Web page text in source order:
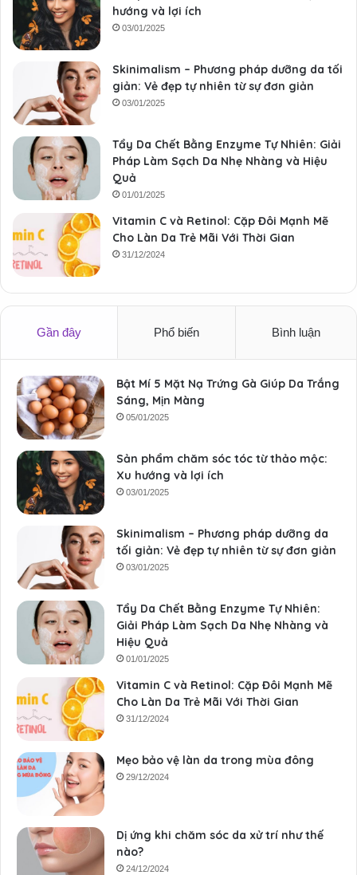
hướng và lợi ích
03/01/2025
Skinimalism – Phương pháp dưỡng da tối
giản: Vẻ đẹp tự nhiên từ sự đơn giản
03/01/2025
Tẩy Da Chết Bằng Enzyme Tự Nhiên: Giải
Pháp Làm Sạch Da Nhẹ Nhàng và Hiệu
Quả
01/01/2025
Vitamin C và Retinol: Cặp Đôi Mạnh Mẽ
Cho Làn Da Trẻ Mãi Với Thời Gian
31/12/2024
Gần đây Phổ biến Bình luận
Bật Mí 5 Mặt Nạ Trứng Gà Giúp Da Trắng
Sáng, Mịn Màng
05/01/2025
Sản phẩm chăm sóc tóc từ thảo mộc:
Xu hướng và lợi ích
03/01/2025
Skinimalism – Phương pháp dưỡng da
tối giản: Vẻ đẹp tự nhiên từ sự đơn giản
03/01/2025
Tẩy Da Chết Bằng Enzyme Tự Nhiên:
Giải Pháp Làm Sạch Da Nhẹ Nhàng và
Hiệu Quả
01/01/2025
Vitamin C và Retinol: Cặp Đôi Mạnh Mẽ
Cho Làn Da Trẻ Mãi Với Thời Gian
31/12/2024
Mẹo bảo vệ làn da trong mùa đông
29/12/2024
Dị ứng khi chăm sóc da xử trí như thế
nào?
24/12/2024